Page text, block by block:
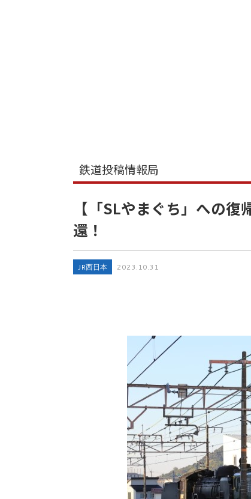
鉄道投稿情報局
【「SLやまぐち」への
還！
JR西日本 2023.10.31